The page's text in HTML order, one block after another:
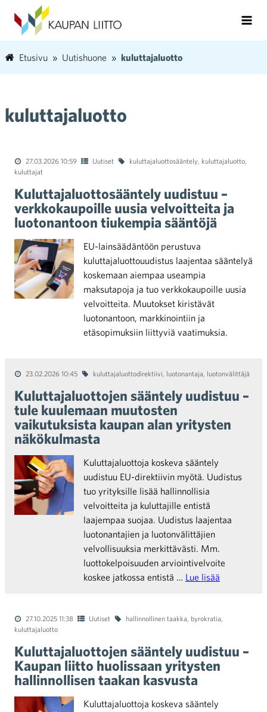
Etusivu Uutishuone kuluttajaluotto
kuluttajaluotto
27.03.2026 10:59 Uutiset kuluttajaluottosääntely, kuluttajaluotto,
kuluttajat
Kuluttajaluottosääntely uudistuu –
verkkokaupoille uusia velvoitteita ja
luotonantoon tiukempia sääntöjä
EU-lainsäädäntöön perustuva
kuluttajaluottouudistus laajentaa sääntelyä
koskemaan aiempaa useampia
maksutapoja ja tuo verkkokaupoille uusia
velvoitteita. Muutokset kiristävät
luotonantoon, markkinointiin ja
etäsopimuksiin liittyviä vaatimuksia.
23.02.2026 10:45 kuluttajaluottodirektiivi, luotonantaja, luotonvälittäjä
Kuluttajaluottojen sääntely uudistuu –
tule kuulemaan muutosten
vaikutuksista kaupan alan yritysten
näkökulmasta
Kuluttajaluottoja koskeva sääntely
uudistuu EU-direktiivin myötä. Uudistus
tuo yrityksille lisää hallinnollisia
velvoitteita ja kuluttajille entistä
laajempaa suojaa. Uudistus laajentaa
luotonantajien ja luotonvälittäjien
velvollisuuksia merkittävästi. Mm.
luottokelpoisuuden arviointivelvoite
koskee jatkossa entistä … Lue lisää
27.10.2025 11:38 Uutiset hallinnollinen taakka, byrokratia,
kuluttajaluotto
Kuluttajaluottojen sääntely uudistuu –
Kaupan liitto huolissaan yritysten
hallinnollisen taakan kasvusta
Kuluttajaluottoja koskeva sääntely